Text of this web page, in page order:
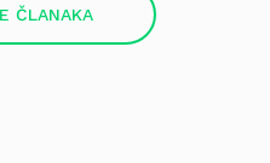
ČLANAKA